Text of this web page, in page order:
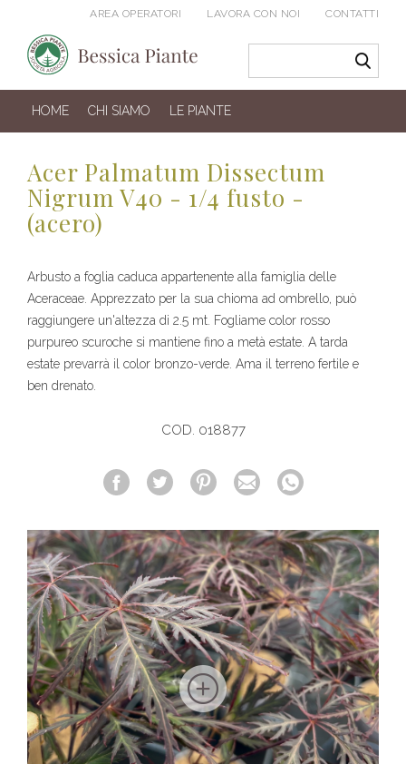
AREA OPERATORI LAVORA CON NOI CONTATTI
HOME CHI SIAMO LE PIANTE
Acer Palmatum Dissectum
Nigrum V40 - 1/4 fusto -
(acero)
Arbusto a foglia caduca appartenente alla famiglia delle
Aceraceae. Apprezzato per la sua chioma ad ombrello, può
raggiungere un'altezza di 2.5 mt. Fogliame color rosso
purpureo scuroche si mantiene fino a metà estate. A tarda
estate prevarrà il color bronzo-verde. Ama il terreno fertile e
ben drenato.
COD. 018877